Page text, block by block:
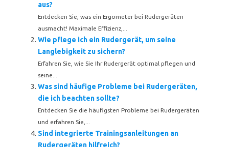
aus?
Entdecken Sie, was ein Ergometer bei Rudergeräten
ausmacht! Maximale Effizienz,...
Wie pflege ich ein Rudergerät, um seine
Langlebigkeit zu sichern?
Erfahren Sie, wie Sie Ihr Rudergerät optimal pflegen und
seine...
Was sind häufige Probleme bei Rudergeräten,
die ich beachten sollte?
Entdecken Sie die häufigsten Probleme bei Rudergeräten
und erfahren Sie,...
Sind integrierte Trainingsanleitungen an
Rudergeräten hilfreich?